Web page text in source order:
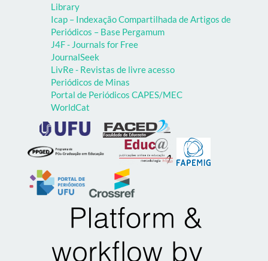
Library
Icap – Indexação Compartilhada de Artigos de
Periódicos – Base Pergamum
J4F - Journals for Free
JournalSeek
LivRe - Revistas de livre acesso
Periódicos de Minas
Portal de Periódicos CAPES/MEC
WorldCat